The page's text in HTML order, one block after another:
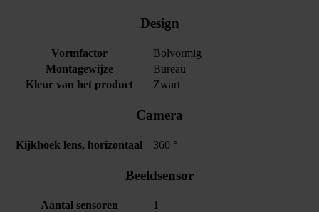
Design
Vormfactor
Bolvormig
Montagewijze
Bureau
Kleur van het product
Zwart
Camera
Kijkhoek lens, horizontaal 360 °
Beeldsensor
Aantal sensoren
1